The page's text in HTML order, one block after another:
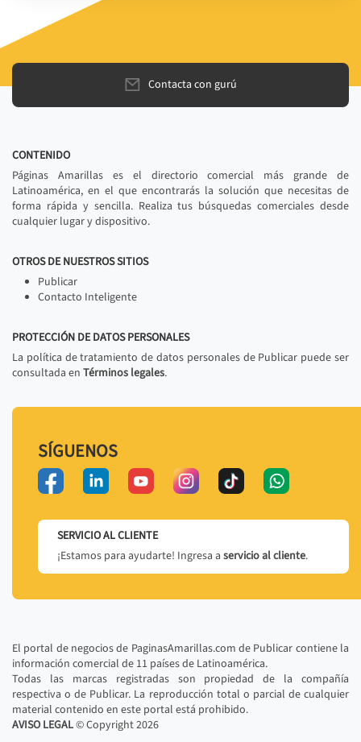
Contacta con gurú
CONTENIDO
Páginas Amarillas es el directorio comercial más grande de
Latinoamérica, en el que encontrarás la solución que necesitas de
forma rápida y sencilla. Realiza tus búsquedas comerciales desde
cualquier lugar y dispositivo.
OTROS DE NUESTROS SITIOS
Publicar
Contacto Inteligente
PROTECCIÓN DE DATOS PERSONALES
La política de tratamiento de datos personales de Publicar puede ser
consultada en Términos legales.
SÍGUENOS
SERVICIO AL CLIENTE
¡Estamos para ayudarte! Ingresa a servicio al cliente.
El portal de negocios de PaginasAmarillas.com de Publicar contiene la
información comercial de 11 países de Latinoamérica.
Todas las marcas registradas son propiedad de la compañía
respectiva o de Publicar. La reproducción total o parcial de cualquier
material contenido en este portal está prohibido.
AVISO LEGAL© Copyright2026